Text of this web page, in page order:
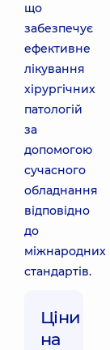
що
забезпечує
ефективне
лікування
хірургічних
патологій
за
допомогою
сучасного
обладнання
відповідно
до
міжнародних
стандартів.
Ціни
на